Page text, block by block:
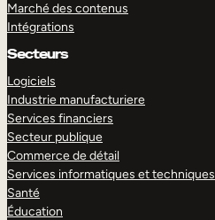
Marché des contenus
Intégrations
Secteurs
Logiciels
Industrie manufacturiere
Services financiers
Secteur publique
Commerce de détail
Services informatiques et techniques
Santé
Éducation